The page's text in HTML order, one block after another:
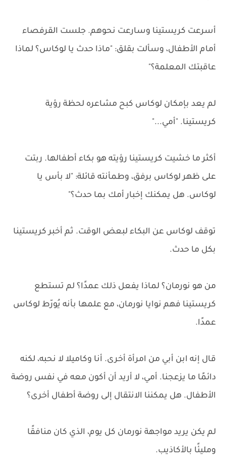
أسرعت كريستينا وسارعت نحوهم. جلست القرفصاء
أمام الأطفال، وسألت بقلق: "ماذا حدث يا لوكاس؟ لماذا
عاقبتك المعلمة؟"
لم يعد بإمكان لوكاس كبح مشاعره لحظة رؤية
كريستينا. "أمي..."
أكثر ما خشيت كريستينا رؤيته هو بكاء أطفالها. ربتت
على ظهر لوكاس برفق، وطمأنته قائلة: "لا بأس يا
لوكاس. هل يمكنك إخبار أمك بما حدث؟"
توقف لوكاس عن البكاء لبعض الوقت. ثم أخبر كريستينا
بكل ما حدث.
من هو نورمان؟ لماذا يفعل ذلك عمدًا؟ لم تستطع
كريستينا فهم نوايا نورمان، مع علمها بأنه يُورّط لوكاس
عمدًا.
قال إنه ابن أبي من امرأة أخرى. أنا وكاميلا لا نحبه، لكنه
دائمًا ما يزعجنا. أمي، لا أريد أن أكون معه في نفس روضة
الأطفال. هل يمكننا الانتقال إلى روضة أطفال أخرى؟
لم يكن يريد مواجهة نورمان كل يوم، الذي كان منافقًا
ومليئًا بالأكاذيب.